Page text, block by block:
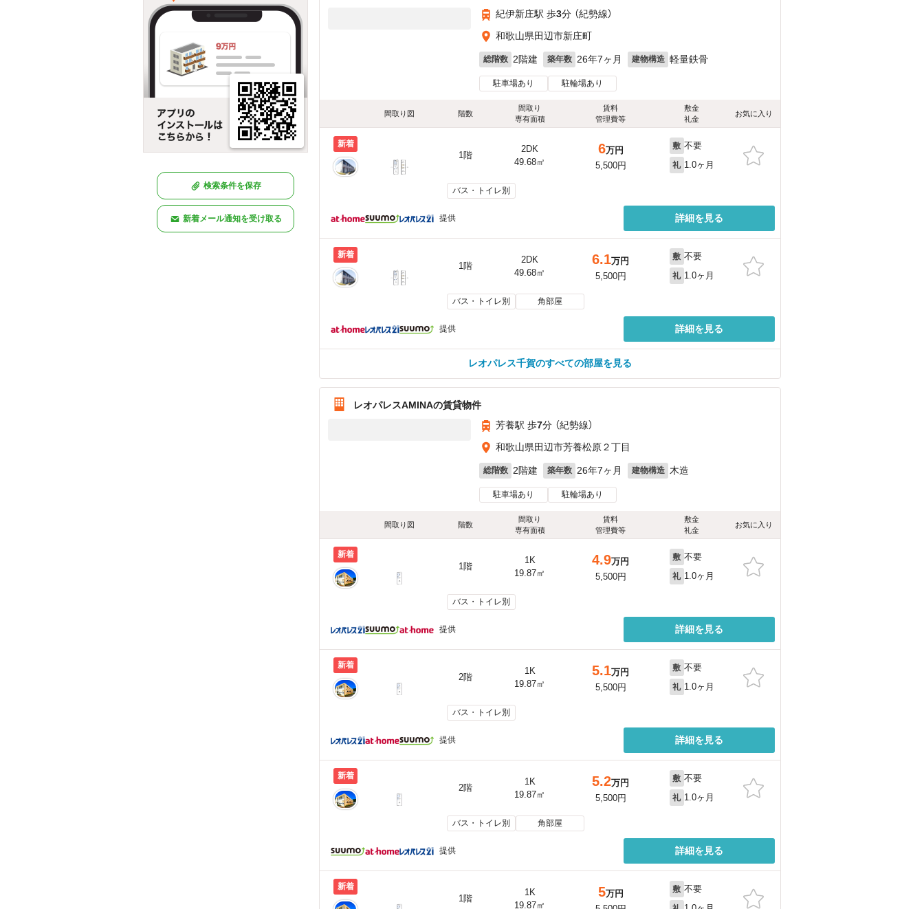
検索条件を保存
新着メール通知を受け取る
紀伊新庄駅 歩3分 （紀勢線）
和歌山県田辺市新庄町
総階数 2階建 築年数 26年7ヶ月 建物構造 軽量鉄骨
駐車場あり 駐輪場あり
間取り図 階数
間取り
専有面積
賃料
管理費等
敷金
礼金
お気に入り
新着
1階
2DK
49.68㎡
6万円
5,500円
敷 不要
礼 1.0ヶ月
バス・トイレ別
提供 詳細を見る
新着
1階
2DK
49.68㎡
6.1万円
5,500円
敷 不要
礼 1.0ヶ月
バス・トイレ別 角部屋
提供 詳細を見る
レオパレス千賀のすべての部屋を見る
レオパレスAMINAの賃貸物件
芳養駅 歩7分 （紀勢線）
和歌山県田辺市芳養松原２丁目
総階数 2階建 築年数 26年7ヶ月 建物構造 木造
駐車場あり 駐輪場あり
間取り図 階数
間取り
専有面積
賃料
管理費等
敷金
礼金
お気に入り
新着
1階
1K
19.87㎡
4.9万円
5,500円
敷 不要
礼 1.0ヶ月
バス・トイレ別
提供 詳細を見る
新着
2階
1K
19.87㎡
5.1万円
5,500円
敷 不要
礼 1.0ヶ月
バス・トイレ別
提供 詳細を見る
新着
2階
1K
19.87㎡
5.2万円
5,500円
敷 不要
礼 1.0ヶ月
バス・トイレ別 角部屋
提供 詳細を見る
新着
1階
1K
19.87㎡
5万円
敷 不要